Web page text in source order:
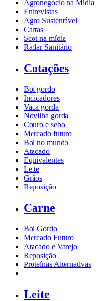
Agronegócio na Mídia
Entrevistas
Agro Sustentável
Cartas
Scot na mídia
Radar Sanitário
Cotações
Boi gordo
Indicadores
Vaca gorda
Novilha gorda
Couro e sebo
Mercado futuro
Boi no mundo
Atacado
Equivalentes
Leite
Grãos
Reposição
Carne
Boi Gordo
Mercado Futuro
Atacado e Varejo
Reposição
Proteínas Alternativas
Leite